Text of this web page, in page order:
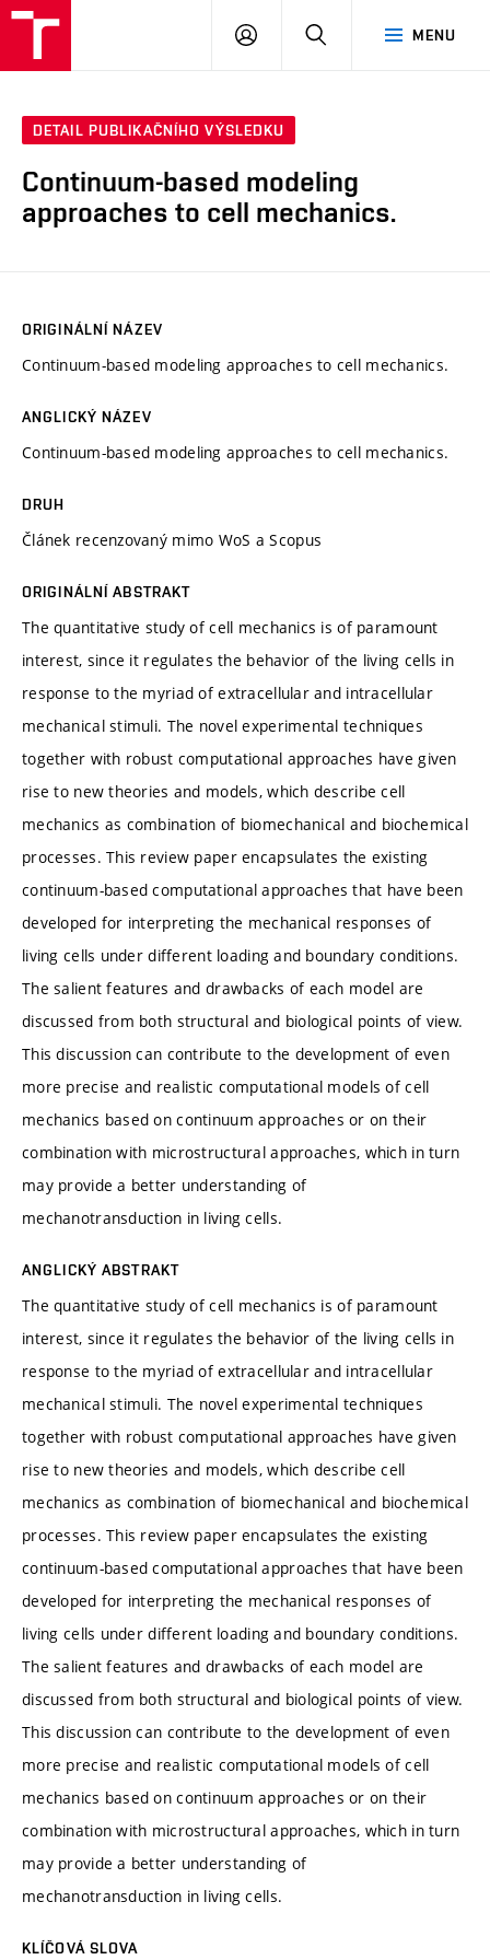
MENU
PŘIHLÁSIT
DETAIL PUBLIKAČNÍHO VÝSLEDKU
Continuum-based modeling
approaches to cell mechanics.
ORIGINÁLNÍ NÁZEV
Continuum-based modeling approaches to cell mechanics.
ANGLICKÝ NÁZEV
Continuum-based modeling approaches to cell mechanics.
DRUH
Článek recenzovaný mimo WoS a Scopus
ORIGINÁLNÍ ABSTRAKT
The quantitative study of cell mechanics is of paramount
interest, since it regulates the behavior of the living cells in
response to the myriad of extracellular and intracellular
mechanical stimuli. The novel experimental techniques
together with robust computational approaches have given
rise to new theories and models, which describe cell
mechanics as combination of biomechanical and biochemical
processes. This review paper encapsulates the existing
continuum-based computational approaches that have been
developed for interpreting the mechanical responses of
living cells under different loading and boundary conditions.
The salient features and drawbacks of each model are
discussed from both structural and biological points of view.
This discussion can contribute to the development of even
more precise and realistic computational models of cell
mechanics based on continuum approaches or on their
combination with microstructural approaches, which in turn
may provide a better understanding of
mechanotransduction in living cells.
ANGLICKÝ ABSTRAKT
The quantitative study of cell mechanics is of paramount
interest, since it regulates the behavior of the living cells in
response to the myriad of extracellular and intracellular
mechanical stimuli. The novel experimental techniques
together with robust computational approaches have given
rise to new theories and models, which describe cell
mechanics as combination of biomechanical and biochemical
processes. This review paper encapsulates the existing
continuum-based computational approaches that have been
developed for interpreting the mechanical responses of
living cells under different loading and boundary conditions.
The salient features and drawbacks of each model are
discussed from both structural and biological points of view.
This discussion can contribute to the development of even
more precise and realistic computational models of cell
mechanics based on continuum approaches or on their
combination with microstructural approaches, which in turn
may provide a better understanding of
mechanotransduction in living cells.
KLÍČOVÁ SLOVA